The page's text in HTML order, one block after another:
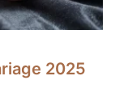
2025